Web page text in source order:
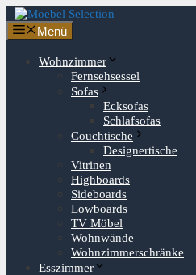
Zum
Inhalt
springen
Menü
Wohnzimmer
Fernsehsessel
Sofas
Ecksofas
Schlafsofas
Couchtische
Designertische
Vitrinen
Highboards
Sideboards
Lowboards
TV Möbel
Wohnwände
Wohnzimmerschränke
Esszimmer